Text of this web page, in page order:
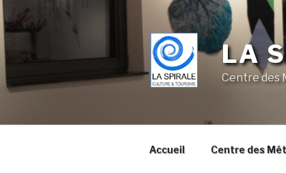
Skip
to
content
LA
Centre des
Accueil Centre des